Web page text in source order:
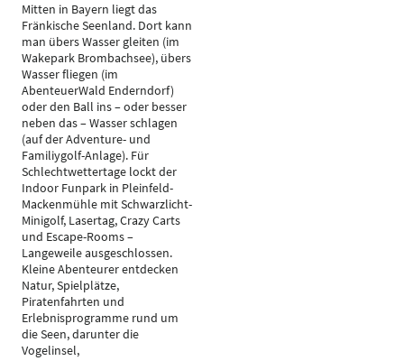
Mitten in Bayern liegt das
Fränkische Seenland. Dort kann
man übers Wasser gleiten (im
Wakepark Brombachsee), übers
Wasser fliegen (im
AbenteuerWald Enderndorf)
oder den Ball ins – oder besser
neben das – Wasser schlagen
(auf der Adventure- und
Familiygolf-Anlage). Für
Schlechtwettertage lockt der
Indoor Funpark in Pleinfeld-
Mackenmühle mit Schwarzlicht-
Minigolf, Lasertag, Crazy Carts
und Escape-Rooms –
Langeweile ausgeschlossen.
Kleine Abenteurer entdecken
Natur, Spielplätze,
Piratenfahrten und
Erlebnisprogramme rund um
die Seen, darunter die
Vogelinsel,